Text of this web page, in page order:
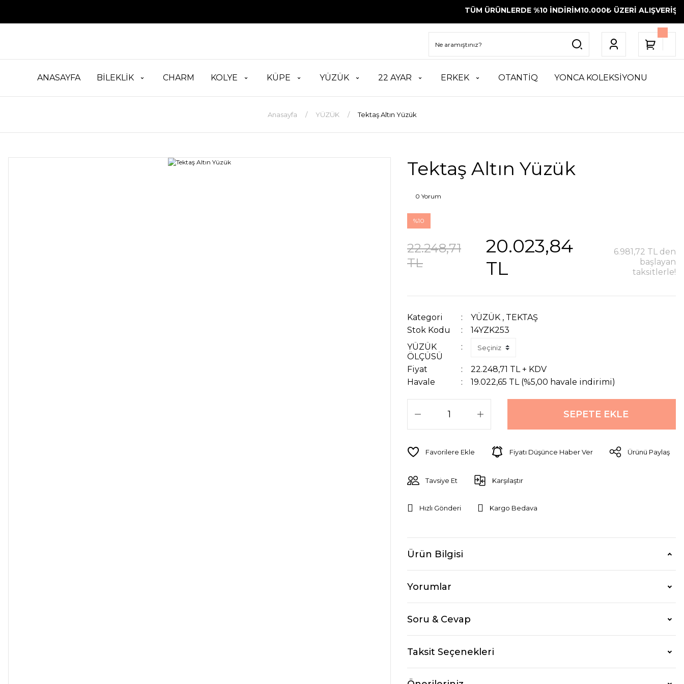
TÜM ÜRÜNLERDE %10 İNDİRİM10.000₺ ÜZERİ ALIŞVERİŞLERİNİZDE
ANASAYFA BİLEKLİK CHARM KOLYE KÜPE YÜZÜK 22 AYAR ERKEK OTANTİQ YONCA KOLEKSİYONU
Anasayfa YÜZÜK Tektaş Altın Yüzük
Tektaş Altın Yüzük
0 Yorum
%10
22.248,71
TL
20.023,84
TL
6.981,72 TL den
başlayan
taksitlerle!
Kategori YÜZÜK , TEKTAŞ
Stok Kodu
14YZK253
YÜZÜK
ÖLÇÜSÜ
Fiyat
22.248,71 TL + KDV
Havale
19.022,65 TL (%5,00 havale indirimi)
SEPETE EKLE
Fiyatı Düşünce Haber Ver Ürünü Paylaş
Tavsiye Et Karşılaştır
Hızlı Gönderi Kargo Bedava
Ürün Bilgisi
Yorumlar
Soru & Cevap
Taksit Seçenekleri